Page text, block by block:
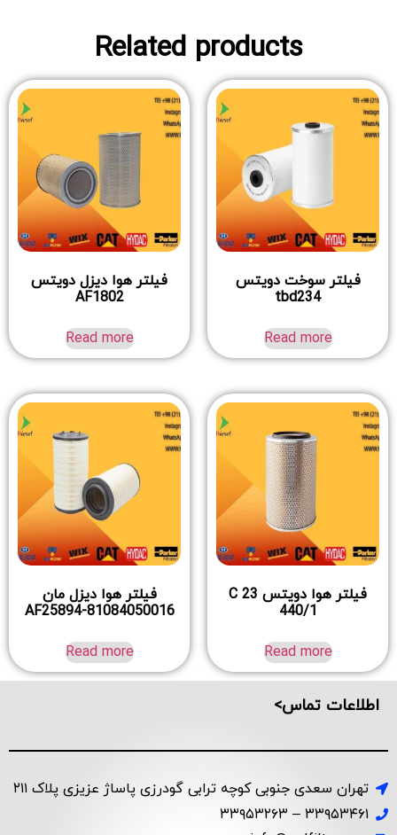
Related products
فیلتر سوخت دویتس
tbd234
Read more
فیلتر هوا دیزل دویتس
AF1802
Read more
فیلتر هوا دویتس C 23
440/1
Read more
فیلتر هوا دیزل مان
AF25894-81084050016
Read more
اطلاعات تماس>
تهران سعدی جنوبی کوچه ترابی گودرزی پاساژ عزیزی پلاک ۲۱۱
۳۳۹۵۳۴۶۱ – ۳۳۹۵۳۲۶۳